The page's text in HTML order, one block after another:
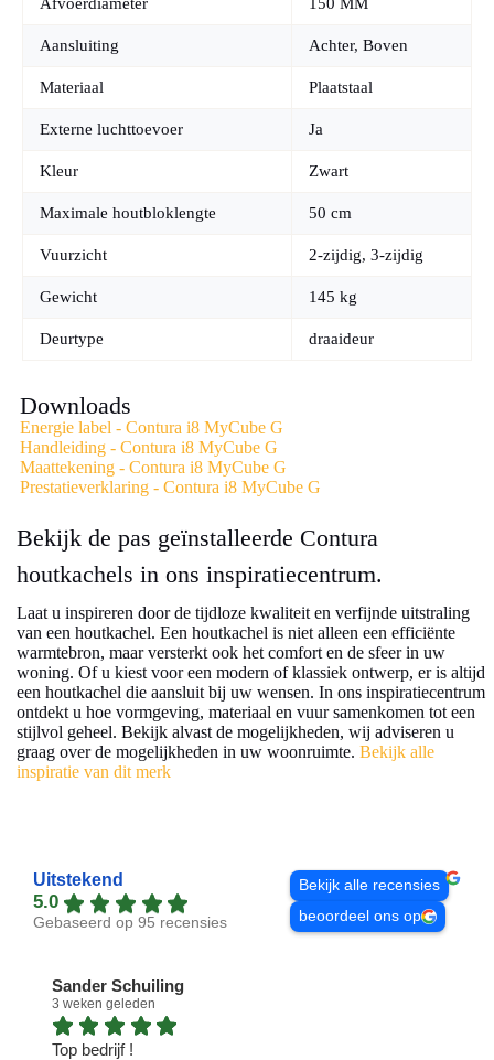
inzethaarden en persoonlijk advies op maat. Wij helpen u bij de
keuze van de perfecte plek en de juiste uitvoering. Samen
bekijken wij welke configuratie past bij uw ruimte en manier
van stoken.
Wageningen. Stap binnen en laat u inspireren door het
vragen vrijblijvend en helpen u de juiste keuze te maken.
Afvoerdiameter 150 MM
Aansluiting Achter, Boven
Materiaal Plaatstaal
Externe luchttoevoer Ja
Kleur Zwart
Maximale houtbloklengte 50 cm
Vuurzicht 2-zijdig, 3-zijdig
Gewicht 145 kg
Deurtype draaideur
Downloads
Energie label - Contura i8 MyCube G
Handleiding - Contura i8 MyCube G
Maattekening - Contura i8 MyCube G
Prestatieverklaring - Contura i8 MyCube G
Bekijk de pas geïnstalleerde Contura
houtkachels in ons inspiratiecentrum.
Laat u inspireren door de tijdloze kwaliteit en verfijnde uitstraling
van een houtkachel. Een houtkachel is niet alleen een efficiënte
warmtebron, maar versterkt ook het comfort en de sfeer in uw
woning. Of u kiest voor een modern of klassiek ontwerp, er is altijd
een houtkachel die aansluit bij uw wensen. In ons inspiratiecentrum
ontdekt u hoe vormgeving, materiaal en vuur samenkomen tot een
stijlvol geheel. Bekijk alvast de mogelijkheden, wij adviseren u
graag over de mogelijkheden in uw woonruimte. Bekijk alle
inspiratie van dit merk
Uitstekend
5.0
Gebaseerd op 95 recensies
Bekijk alle recensies
beoordeel ons op
Sander Schuiling
3 weken geleden
Top bedrijf !